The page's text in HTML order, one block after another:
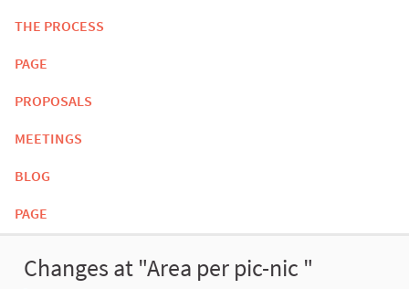
THE PROCESS
PAGE
PROPOSALS
MEETINGS
BLOG
PAGE
Changes at "Area per pic-nic "